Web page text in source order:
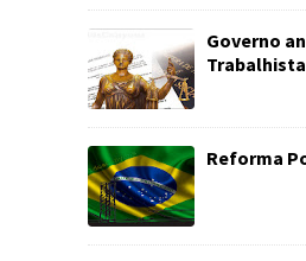
Governo
Trabalhista
Reforma